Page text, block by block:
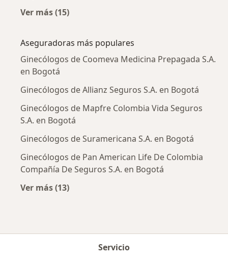
Ver más (15)
Aseguradoras más populares
Ginecólogos de Coomeva Medicina Prepagada S.A.
en Bogotá
Ginecólogos de Allianz Seguros S.A. en Bogotá
Ginecólogos de Mapfre Colombia Vida Seguros
S.A. en Bogotá
Ginecólogos de Suramericana S.A. en Bogotá
Ginecólogos de Pan American Life De Colombia
Compañía De Seguros S.A. en Bogotá
Ver más (13)
Servicio